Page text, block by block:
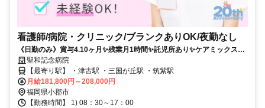
看護師/病院・クリニック/ブランクありOK/夜勤なし
《日勤のみ》賞与4.10ヶ月✨残業月1時間✨託児所あり✨ケアミックス病
院での病棟業務❗️
聖和記念病院
【最寄り駅】 ・津古駅 ・三国が丘駅 ・筑紫駅
月給181,800円～208,000円
福岡県小郡市
【勤務時間】 1) 08：30～17：00